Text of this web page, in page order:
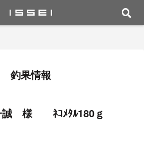
釣果情報
誠 様 ﾈｺﾒﾀﾙ180ｇ